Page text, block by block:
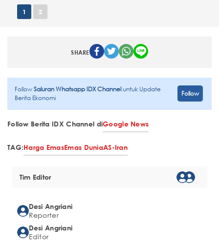
1 2
SHARE
FollowSaluran Whatsapp IDX Channeluntuk Update
Berita Ekonomi
Follow
Follow Berita IDX Channel diGoogle News
TAG:Harga EmasEmas DuniaAS-Iran
Tim Editor
Desi Angriani
Reporter
Desi Angriani
Editor